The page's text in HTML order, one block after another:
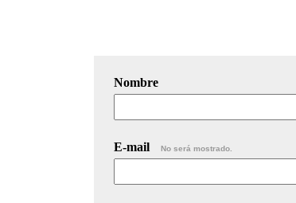
Nombre
E-mail No será mostrado.